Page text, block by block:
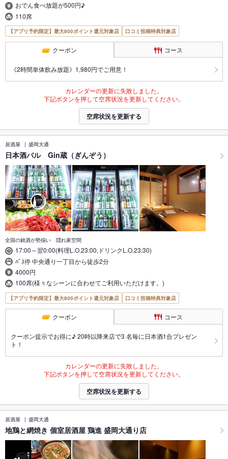
おでん食べ放題が500円♪
110席
【アプリ予約限定】最大800ポイント還元対象店 口コミ投稿特典対象店
クーポン コース
《2時間単体飲み放題》1,980円でご用意！
カレンダーの更新に失敗しました。
下記ボタンを押して空席状況を更新してください。
空席状況を更新する
居酒屋 盛岡大通
日本酒バル Gin蔵（ぎんぞう）
全国の銘酒が勢揃い 隠れ家空間
17:00～翌0:00(料理L.O.23:00,ドリンクL.O.23:30)
ﾊﾞｽ停 中央通り一丁目から徒歩2分
4000円
100席(様々なシーンに合わせてご利用いただけます。)
【アプリ予約限定】最大800ポイント還元対象店 口コミ投稿特典対象店
クーポン コース
クーポン提示でお得に♪ 20時以降来店で3 名毎に日本酒1合プレゼン
ト！
カレンダーの更新に失敗しました。
下記ボタンを押して空席状況を更新してください。
空席状況を更新する
居酒屋 盛岡大通
地鶏と網焼き 個室居酒屋 鶏進 盛岡大通り店